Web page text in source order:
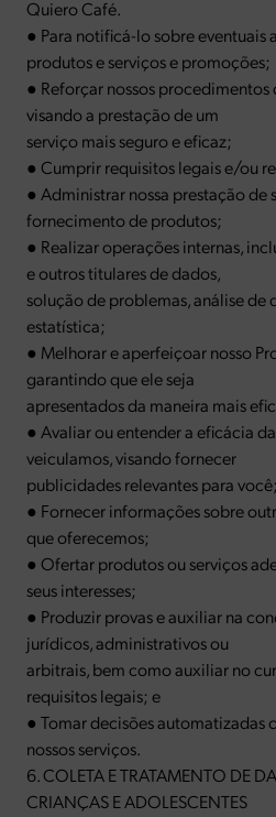
Quiero Café.
● Para notificá-lo sobre eventuais
produtos e serviços e promoções;
● Reforçar nossos
visando a prestação de um
serviço mais seguro e eficaz;
● Cumprir requisitos legais e/ou
● Administrar nossa prestação de
fornecimento de produtos;
● Realizar operações internas,
e outros titulares de dados,
solução de problemas, análise de
estatística;
● Melhorar e aperfeiçoar nosso
garantindo que ele seja
apresentados da maneira mais
● Avaliar ou entender a eficácia
veiculamos, visando fornecer
publicidades relevantes para você;
● Fornecer informações sobre
que oferecemos;
● Ofertar produtos ou serviços
seus interesses;
● Produzir provas e auxiliar na
jurídicos, administrativos ou
arbitrais, bem como auxiliar no
requisitos legais; e
● Tomar decisões automatizadas
nossos serviços.
6. COLETA E TRATAMENTO DE
CRIANÇAS E ADOLESCENTES